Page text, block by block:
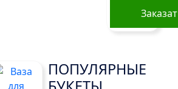
ПОПУЛЯРНЫЕ